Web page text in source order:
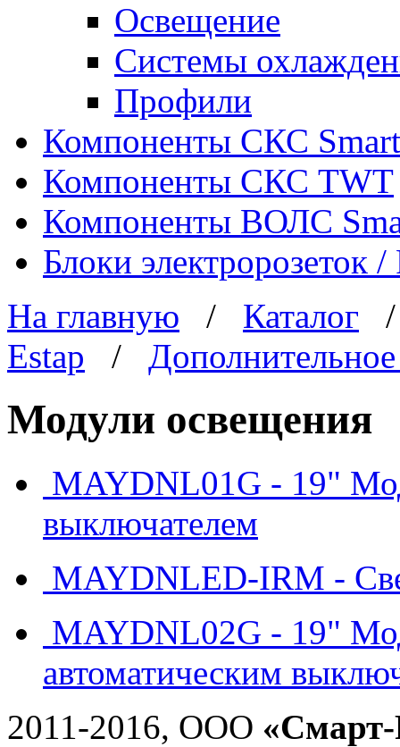
Освещение
Системы
Профили
Компоненты СКС
Компоненты СКС TWT
Компоненты ВОЛС
Блоки электророзеток
На главную / Каталог
Estap /
Модули освещения
MAYDNL01G - 19"
выключателем
MAYDNLED-IRM -
MAYDNL02G - 19"
автоматическим
2011-2016, ООО